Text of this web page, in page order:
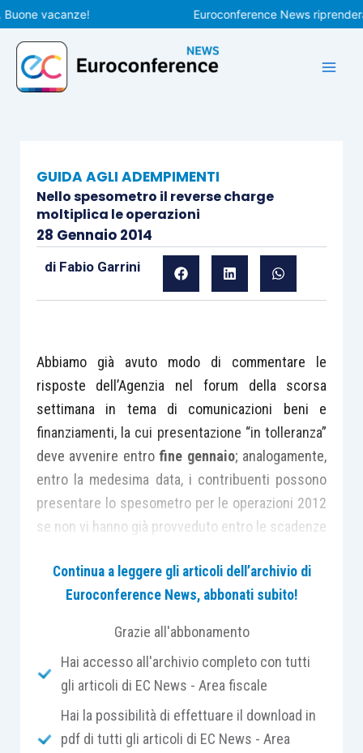
Vai
al
contenuto
vacanze! Euroconference News riprenderà
GUIDA AGLI ADEMPIMENTI
Nello spesometro il reverse charge
moltiplica le operazioni
28 Gennaio 2014
di Fabio Garrini
Abbiamo già avuto modo di commentare le
risposte dell’Agenzia nel forum della scorsa
settimana in tema di comunicazioni beni e
finanziamenti, la cui presentazione “in tolleranza”
deve avvenire entrofine gennaio; analogamente,
entro la medesima data, i contribuenti possono
presentare lo spesometro per le operazioni 2012
se non vi hanno già provveduto entro le scadenze
Anche per lospesometrosi devono purtroppo
chiarimenti ultra-tardivi
puntualmente segnalato il “dramma” che riguarda
gli enti non commerciali che beneficiano del
celeberrimo regime 398, ove le
risposte FAQ
pubblicate il 23 gennaio impongono la
Continua a leggere gli articoli dell’archivio di
Euroconference News, abbonati subito!
Grazie all'abbonamento
Hai accesso all'archivio completo con tutti
gli articoli di EC News - Area fiscale
Hai la possibilità di effettuare il download in
pdf di tutti gli articoli di EC News - Area